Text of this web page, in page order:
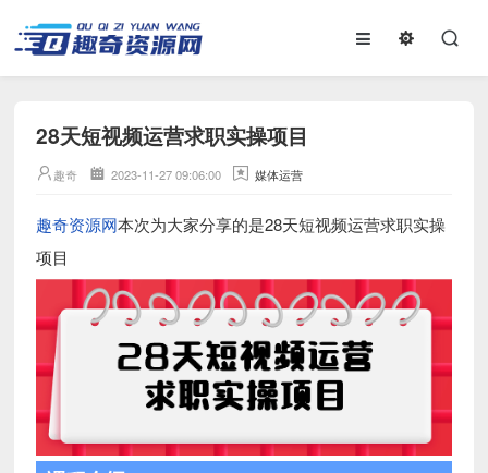
28天短视频运营求职实操项目
趣奇 2023-11-27 09:06:00 媒体运营
趣奇资源网本次为大家分享的是28天短视频运营求职实操
项目